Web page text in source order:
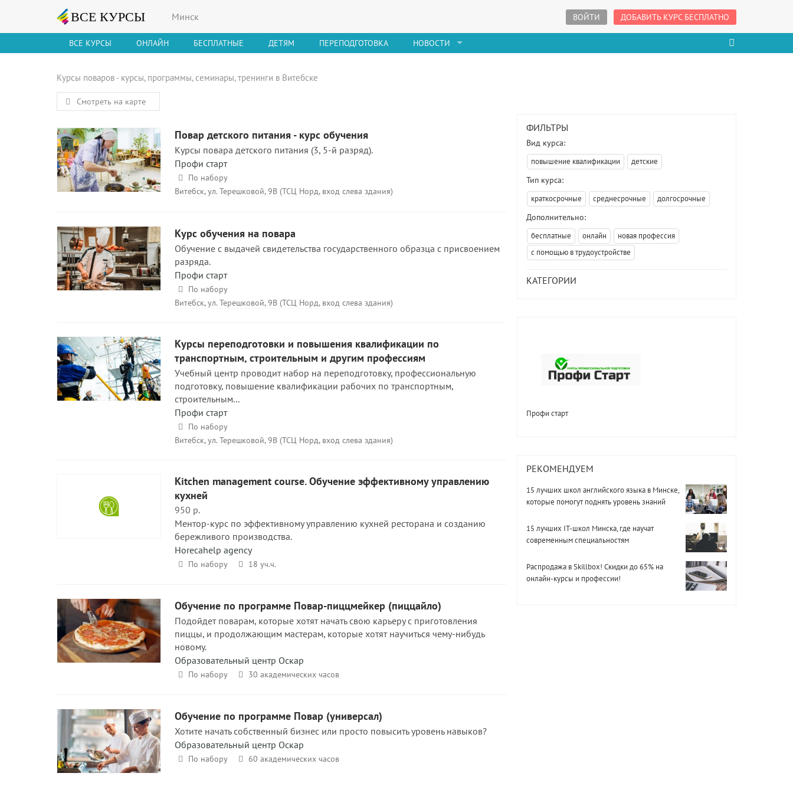
Минск ВОЙТИ ДОБАВИТЬ КУРС БЕСПЛАТНО
ВСЕ КУРСЫ ОНЛАЙН БЕСПЛАТНЫЕ ДЕТЯМ ПЕРЕПОДГОТОВКА НОВОСТИ
Курсы поваров - курсы, программы, семинары, тренинги в Витебске
Смотреть на карте
Повар детского питания - курс обучения
Курсы повара детского питания (3, 5-й разряд).
Профи старт
По набору
Витебск, ул. Терешковой, 9В (ТСЦ Норд, вход слева здания)
Курс обучения на повара
Обучение с выдачей свидетельства государственного образца с присвоением
разряда.
Профи старт
По набору
Витебск, ул. Терешковой, 9В (ТСЦ Норд, вход слева здания)
Курсы переподготовки и повышения квалификации по
транспортным, строительным и другим профессиям
Учебный центр проводит набор на переподготовку, профессиональную
подготовку, повышение квалификации рабочих по транспортным,
строительным...
Профи старт
По набору
Витебск, ул. Терешковой, 9В (ТСЦ Норд, вход слева здания)
Кitchen management course. Обучение эффективному управлению
кухней
950 р.
Ментор-курс по эффективному управлению кухней ресторана и созданию
бережливого производства.
Horecahelp agency
По набору 18 уч.ч.
Обучение по программе Повар-пиццмейкер (пиццайло)
Подойдет поварам, которые хотят начать свою карьеру с приготовления
пиццы, и продолжающим мастерам, которые хотят научиться чему-нибудь
новому.
Образовательный центр Оскар
По набору 30 академических часов
Обучение по программе Повар (универсал)
Хотите начать собственный бизнес или просто повысить уровень навыков?
Образовательный центр Оскар
По набору 60 академических часов
ФИЛЬТРЫ
Вид курса:
повышение квалификации детские
Тип курса:
краткосрочные среднесрочные долгосрочные
Дополнительно:
бесплатные онлайн
новая профессия
с помощью в трудоустройстве
КАТЕГОРИИ
Профи старт
РЕКОМЕНДУЕМ
15 лучших школ английского языка в Минске,
которые помогут поднять уровень знаний
15 лучших IT-школ Минска, где научат
современным специальностям
Распродажа в Skillbox! Скидки до 65% на
онлайн-курсы и профессии!